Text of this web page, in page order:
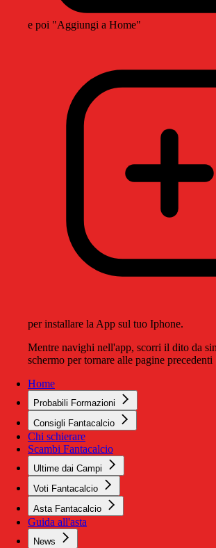
e poi "Aggiungi a Home"
per installare la App sul tuo Iphone.
Mentre navighi nell'app, scorri il dito da
schermo per tornare alle pagine precedenti
Home
Probabili Formazioni
Consigli Fantacalcio
Chi schierare
Scambi Fantacalcio
Ultime dai Campi
Voti Fantacalcio
Asta Fantacalcio
Guida all'asta
News